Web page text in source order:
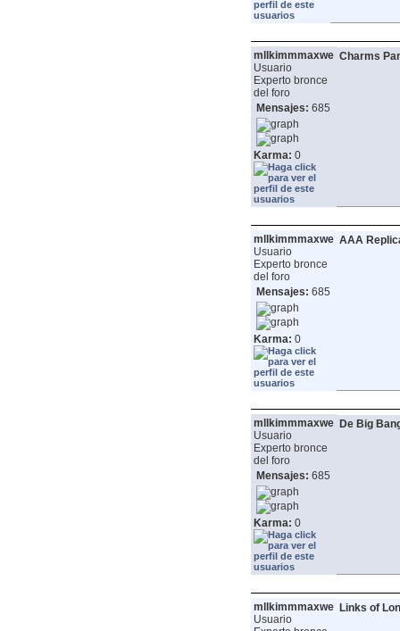
mllkimmmaxwe
Usuario
Experto bronce
del foro
Mensajes: 685
Karma: 0
Charms
mllkimmmaxwe
Usuario
Experto bronce
del foro
Mensajes: 685
Karma: 0
AAA
mllkimmmaxwe
Usuario
Experto bronce
del foro
Mensajes: 685
Karma: 0
De Big
mllkimmmaxwe
Usuario
Links of